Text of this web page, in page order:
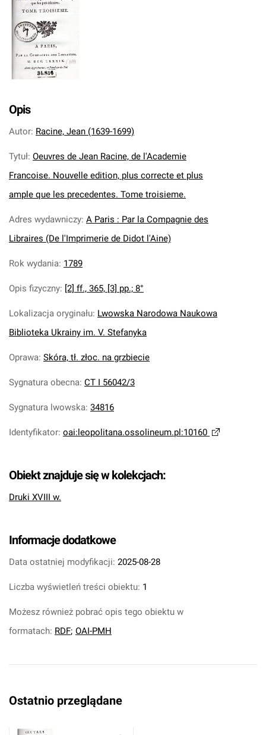
Opis
Autor: Racine, Jean (1639-1699)
Tytuł: Oeuvres de Jean Racine, de l'Academie
Francoise. Nouvelle edition, plus correcte et plus
ample que les precedentes. Tome troisieme.
Adres wydawniczy: A Paris : Par la Compagnie des
Libraires (De l'Imprimerie de Didot l'Aine)
Rok wydania: 1789
Opis fizyczny: [2] ff., 365, [3] pp.; 8°
Lokalizacja oryginału: Lwowska Narodowa Naukowa
Biblioteka Ukrainy im. V. Stefanyka
Oprawa: Skóra, tł. złoc. na grzbiecie
Sygnatura obecna: CT I 56042/3
Sygnatura lwowska: 34816
Identyfikator: oai:leopolitana.ossolineum.pl:10160
Obiekt znajduje się w kolekcjach:
Druki XVIII w.
Informacje dodatkowe
Data ostatniej modyfikacji: 2025-08-28
Liczba wyświetleń treści obiektu: 1
Możesz również pobrać opis tego obiektu w
formatach: RDF; OAI-PMH
Ostatnio przeglądane